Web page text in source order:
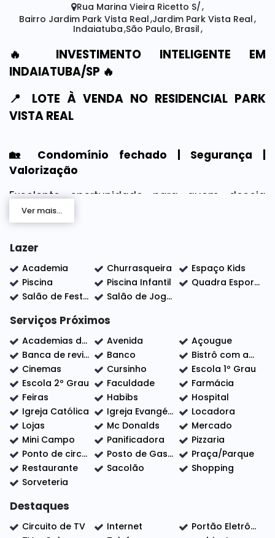
Rua Marina Vieira Ricetto S/
Bairro Jardim Park Vista Real Jardim Park Vista Real
Indaiatuba São Paulo, Brasil
🔥 INVESTIMENTO INTELIGENTE EM
INDAIATUBA/SP 🔥
📍 LOTE À VENDA NO RESIDENCIAL PARK
VISTA REAL
🏡 Condomínio fechado | Segurança |
Valorização
Excelente oportunidade para quem deseja
investir, construir ou proteger patrimônio em
uma das cidades mais valorizadas do interior
paulista.
O Imóvel:
✅ 216,00 m² de área total - Pronto para Construir
✅ Condomínio fechado de excelente padrão
✅ Segurança 24 horas
✅ Portaria com controle de acesso
✅ Área de lazer completa
✅ Excelente localização
✅ Alto potencial de valorização imobiliária
📈 Indaiatuba vem atraindo cada vez mais
investidores da capital e da Grande São Paulo pela
qualidade de vida, segurança, crescimento planejado
Ver mais...
Lazer
Academia Churrasqueira
Espaço Kids
Piscina
Piscina Infantil
Quadra Esportiva
Salão de Festas
Salão de Jogos
Serviços Próximos
Academias de ginástica Avenida
Açougue
Banca de revistas
Banco
Bistrô com adega
Cinemas
Cursinho
Escola 1º Grau
Escola 2º Grau
Faculdade
Farmácia
Feiras
Habibs
Hospital
Igreja Católica
Igreja Evangélica
Locadora
Lojas
Mc Donalds
Mercado
Mini Campo
Panificadora
Pizzaria
Ponto de circular
Posto de Gasolina
Praça/Parque
Restaurante
Sacolão
Shopping
Sorveteria
Destaques
Circuito de TV Internet
Portão Eletrônico